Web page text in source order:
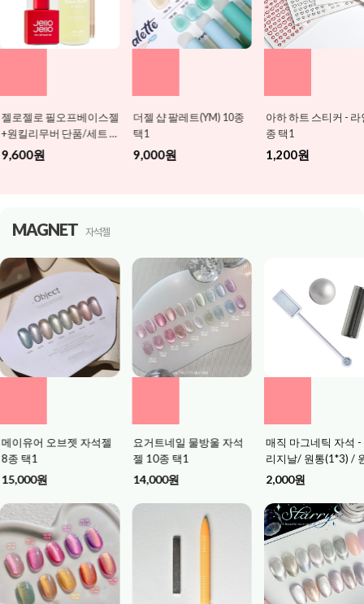
더젤 샵 팔레트(YM) 10종
택1
9,000원
아하 하트 스티커 - 라인 5
종 택1
1,200원
멸균거즈-소(5매)
500원
MAGNET 자석젤
요거트네일 물방울 자석
젤 10종 택1
14,000원
매직 마그네틱 자석 - 오
리지날/ 원통(1*3) / 원형
볼 택1
2,000원
진비 아이비 스노우
자석반사젤 8종 택1
13,000원